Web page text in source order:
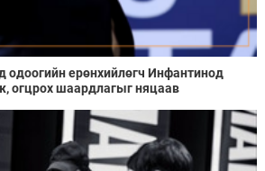
одоогийн ерөнхийлөгч Инфантинод
огцрох шаардлагыг няцаав